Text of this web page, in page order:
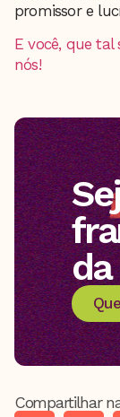
promissor e
E você, que
nós!
da
Compartilhar